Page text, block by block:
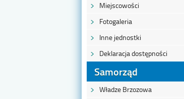
Miejscowości
Fotogaleria
Inne jednostki
Deklaracja dostępności
Samorząd
Władze Brzozowa